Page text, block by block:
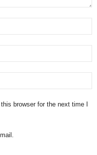
browser for the next time I